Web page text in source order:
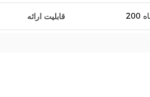
قابلیت ارائه